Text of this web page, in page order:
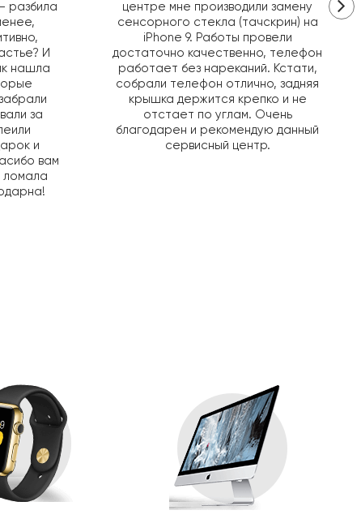
разбила
И
нашла
за
и
вам
ломала
центре мне производили замену
сенсорного стекла (тачскрин) на
iPhone 9. Работы провели
достаточно качественно, телефон
работает без нареканий. Кстати,
собрали телефон отлично, задняя
крышка держится крепко и не
отстает по углам. Очень
благодарен и рекомендую данный
сервисный центр.